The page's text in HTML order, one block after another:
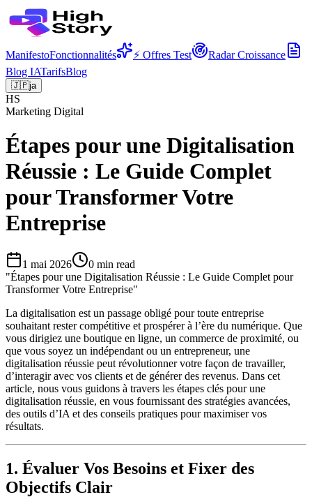
ManifestoFonctionnalités ⚡ Offres Test
Radar Croissance
Blog IATarifsBlog
🇯🇵ja
HS
Marketing Digital
Étapes pour une Digitalisation
Réussie : Le Guide Complet
pour Transformer Votre
Entreprise
1 mai 2026 0 min read
"Étapes pour une Digitalisation Réussie : Le Guide Complet pour
Transformer Votre Entreprise"
La digitalisation est un passage obligé pour toute entreprise
souhaitant rester compétitive et prospérer à l’ère du numérique. Que
vous dirigiez une boutique en ligne, un commerce de proximité, ou
que vous soyez un indépendant ou un entrepreneur, une
digitalisation réussie peut révolutionner votre façon de travailler,
d’interagir avec vos clients et de générer des revenus. Dans cet
article, nous vous guidons à travers les étapes clés pour une
digitalisation réussie, en vous fournissant des stratégies avancées,
des outils d’IA et des conseils pratiques pour maximiser vos
résultats.
1. Évaluer Vos Besoins et Fixer des
Objectifs Clair